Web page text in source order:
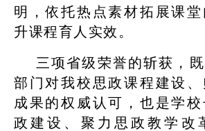
明，依托热点素材拓展课
升课程育人实效。
三项省级荣誉的斩获，
部门对我校思政课程建设
成果的权威认可，也是学
政建设、聚力思政教学改